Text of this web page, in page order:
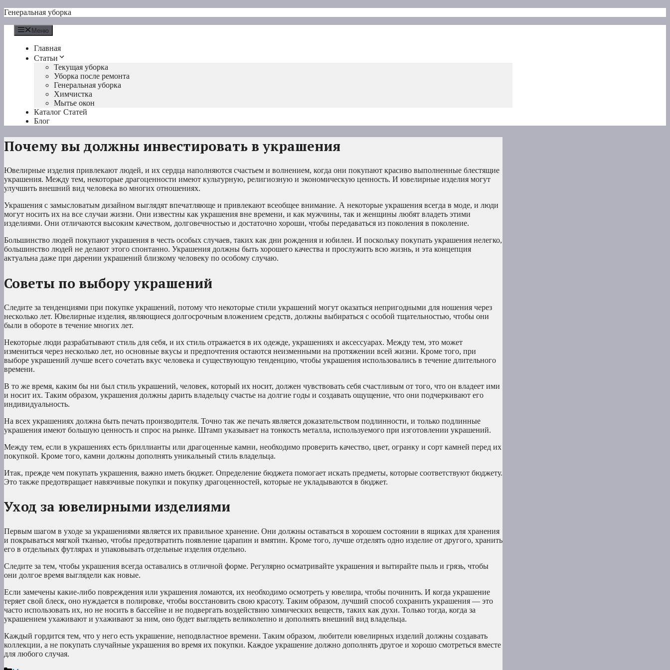
Перейти
содержимому
Генеральная уборка
Меню
Главная
Статьи
Текущая уборка
Уборка после ремонта
Генеральная уборка
Химчистка
Мытье окон
Каталог Статей
Блог
Почему вы должны инвестировать в украшения
Ювелирные изделия привлекают людей, и их сердца наполняются счастьем и волнением, когда они покупают красиво выполненные блестящие
украшения. Между тем, некоторые драгоценности имеют культурную, религиозную и экономическую ценность. И ювелирные изделия могут
улучшить внешний вид человека во многих отношениях.
Украшения с замысловатым дизайном выглядят впечатляюще и привлекают всеобщее внимание. А некоторые украшения всегда в моде, и люди
могут носить их на все случаи жизни. Они известны как украшения вне времени, и как мужчины, так и женщины любят владеть этими
изделиями. Они отличаются высоким качеством, долговечностью и достаточно хороши, чтобы передаваться из поколения в поколение.
Большинство людей покупают украшения в честь особых случаев, таких как дни рождения и юбилеи. И поскольку покупать украшения нелегко,
большинство людей не делают этого спонтанно. Украшения должны быть хорошего качества и прослужить всю жизнь, и эта концепция
актуальна даже при дарении украшений близкому человеку по особому случаю.
Советы по выбору украшений
Следите за тенденциями при покупке украшений, потому что некоторые стили украшений могут оказаться непригодными для ношения через
несколько лет. Ювелирные изделия, являющиеся долгосрочным вложением средств, должны выбираться с особой тщательностью, чтобы они
были в обороте в течение многих лет.
Некоторые люди разрабатывают стиль для себя, и их стиль отражается в их одежде, украшениях и аксессуарах. Между тем, это может
измениться через несколько лет, но основные вкусы и предпочтения остаются неизменными на протяжении всей жизни. Кроме того, при
выборе украшений лучше всего сочетать вкус человека и существующую тенденцию, чтобы украшения использовались в течение длительного
времени.
В то же время, каким бы ни был стиль украшений, человек, который их носит, должен чувствовать себя счастливым от того, что он владеет ими
и носит их. Таким образом, украшения должны дарить владельцу счастье на долгие годы и создавать ощущение, что они подчеркивают его
индивидуальность.
На всех украшениях должна быть печать производителя. Точно так же печать является доказательством подлинности, и только подлинные
украшения имеют большую ценность и спрос на рынке. Штамп указывает на тонкость металла, используемого при изготовлении украшений.
Между тем, если в украшениях есть бриллианты или драгоценные камни, необходимо проверить качество, цвет, огранку и сорт камней перед их
покупкой. Кроме того, камни должны дополнять уникальный стиль владельца.
Итак, прежде чем покупать украшения, важно иметь бюджет. Определение бюджета помогает искать предметы, которые соответствуют бюджету.
Это также предотвращает навязчивые покупки и покупку драгоценностей, которые не укладываются в бюджет.
Уход за ювелирными изделиями
Первым шагом в уходе за украшениями является их правильное хранение. Они должны оставаться в хорошем состоянии в ящиках для хранения
и покрываться мягкой тканью, чтобы предотвратить появление царапин и вмятин. Кроме того, лучше отделять одно изделие от другого, хранить
его в отдельных футлярах и упаковывать отдельные изделия отдельно.
Следите за тем, чтобы украшения всегда оставались в отличной форме. Регулярно осматривайте украшения и вытирайте пыль и грязь, чтобы
они долгое время выглядели как новые.
Если замечены какие-либо повреждения или украшения ломаются, их необходимо осмотреть у ювелира, чтобы починить. И когда украшение
теряет свой блеск, оно нуждается в полировке, чтобы восстановить свою красоту. Таким образом, лучший способ сохранить украшения — это
часто использовать их, но не носить в бассейне и не подвергать воздействию химических веществ, таких как духи. Только тогда, когда за
украшением ухаживают и ухаживают за ним, оно будет выглядеть великолепно и дополнять внешний вид владельца.
Каждый гордится тем, что у него есть украшение, неподвластное времени. Таким образом, любители ювелирных изделий должны создавать
коллекции, а не покупать случайные украшения во время их покупки. Каждое украшение должно дополнять другое и хорошо смотреться вместе
для любого случая.